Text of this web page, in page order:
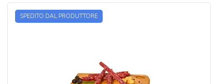
SPEDITO DAL PRODUTTORE